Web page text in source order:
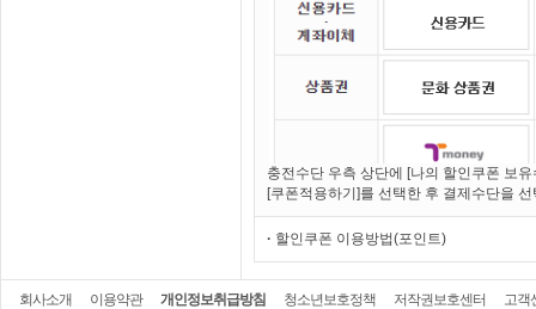
충전수단 우측 상단에 [나의 할인쿠폰 보
[쿠폰적용하기]를 선택한 후 결제수단을
· 할인쿠폰 이용방법(포인트)
회사소개 이용약관 개인정보취급방침 청소년보호정책 저작권보호센터 고객